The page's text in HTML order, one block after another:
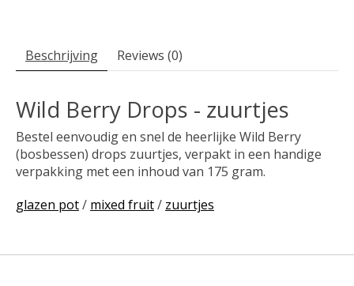
Beschrijving Reviews (0)
Wild Berry Drops - zuurtjes
Bestel eenvoudig en snel de heerlijke Wild Berry
(bosbessen) drops zuurtjes, verpakt in een handige
verpakking met een inhoud van 175 gram.
glazen pot/ mixed fruit/ zuurtjes